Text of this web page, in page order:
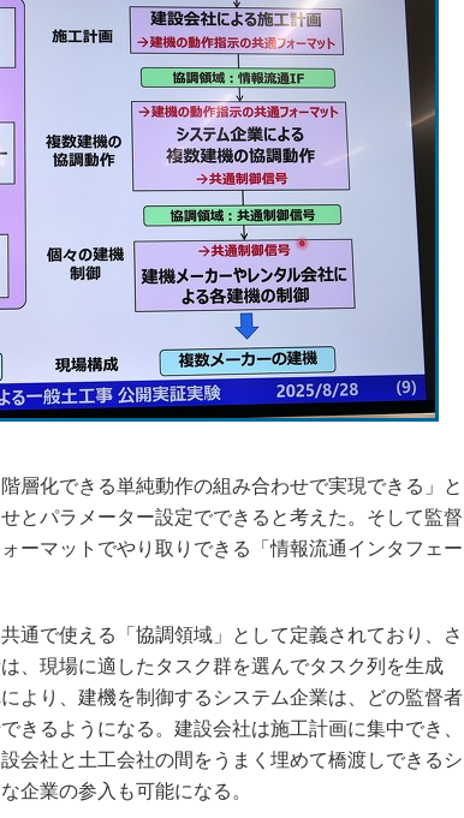
化できる単純動作の組み合わせで実現できる」と
とパラメーター設定でできると考えた。そして監督
ーマットでやり取りできる「情報流通インタフェー
で使える「協調領域」として定義されており、さ
、現場に適したタスク群を選んでタスク列を生成
より、建機を制御するシステム企業は、どの監督者
きるようになる。建設会社は施工計画に集中でき、
会社と土工会社の間をうまく埋めて橋渡しできるシ
企業の参入も可能になる。